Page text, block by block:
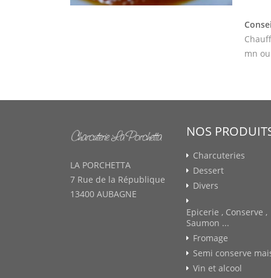
mn
LA PORCHETTA
7 Rue de la République
13400 AUBAGNE
NOS
Charcuteries
Dessert
Divers
Epicerie , Conserve ,
Saumon ...
Fromage
Semi conserve
Vin et alcool